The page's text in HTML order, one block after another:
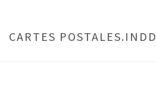
CARTES POSTALES.INDD